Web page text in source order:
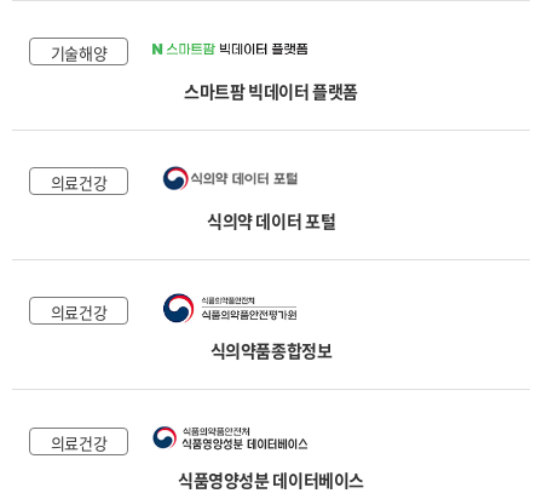
기술해양
스마트팜 빅데이터 플랫폼
의료건강
식의약 데이터 포털
의료건강
식의약품종합정보
의료건강
식품영양성분 데이터베이스